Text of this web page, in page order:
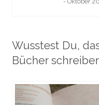
Wusstest Du,
Bücher